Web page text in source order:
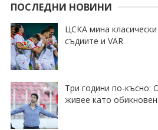
ПОСЛЕДНИ НОВИНИ
ЦСКА мина
съдиите и VAR
Три години по-късно:
живее като